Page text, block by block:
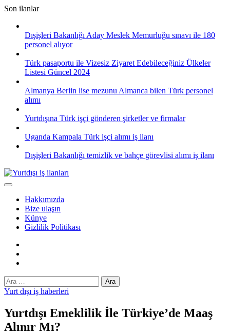
Skip
content
Son ilanlar
Dışişleri Bakanlığı Aday Meslek Memurluğu sınavı ile 180
personel alıyor
Türk pasaportu ile Vizesiz Ziyaret Edebileceğiniz Ülkeler
Listesi Güncel 2024
Almanya Berlin lise mezunu Almanca bilen Türk personel
alımı
Yurtdışına Türk işçi gönderen şirketler ve firmalar
Uganda Kampala Türk işçi alımı iş ilanı
Dışişleri Bakanlığı temizlik ve bahçe görevlisi alımı iş ilanı
Hakkımızda
Bize ulaşın
Künye
Gizlilik Politikası
Arama:
Yurt dışı iş haberleri
Yurtdışı Emeklilik İle Türkiye’de Maaş
Alınır Mı?